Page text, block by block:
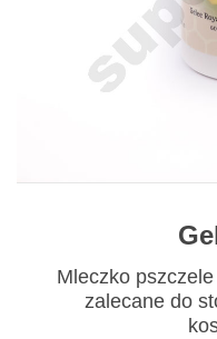
Mleczko
zalecane do